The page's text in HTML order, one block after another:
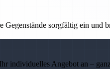
sorgfältig ein und
individuelles Angebot an –